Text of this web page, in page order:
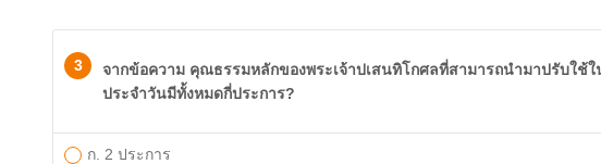
3
จากข้อความ คุณธรรมหลักของพระเจ้าปเสนทิโกศลที่สามารถนำมาปรับใช้
ประจำวันมีทั้งหมดกี่ประการ?
​ก. 2 ประการ ​